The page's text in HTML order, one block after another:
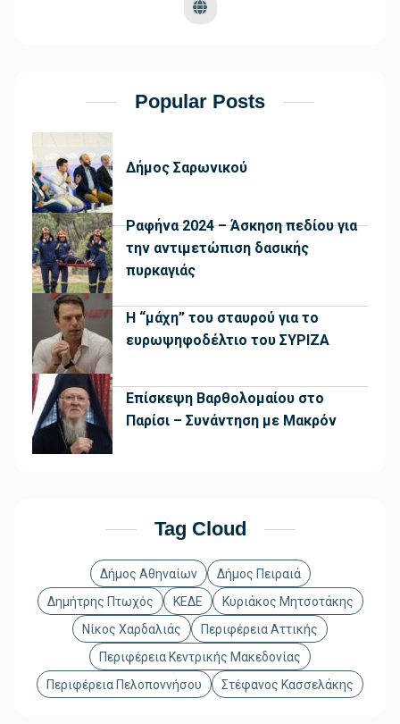
Popular Posts
Δήμος Σαρωνικού
Ραφήνα 2024 – Άσκηση πεδίου για
την αντιμετώπιση δασικής
πυρκαγιάς
Η “μάχη” του σταυρού για το
ευρωψηφοδέλτιο του ΣΥΡΙΖΑ
Επίσκεψη Βαρθολομαίου στο
Παρίσι – Συνάντηση με Μακρόν
Tag Cloud
Δήμος Αθηναίων
Δήμος Πειραιά
Δημήτρης Πτωχός
ΚΕΔΕ
Κυριάκος Μητσοτάκης
Νίκος Χαρδαλιάς
Περιφέρεια Αττικής
Περιφέρεια Κεντρικής Μακεδονίας
Περιφέρεια Πελοποννήσου
Στέφανος Κασσελάκης